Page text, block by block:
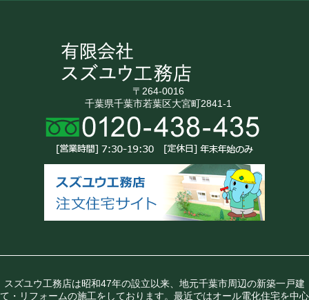
〒264-0016
千葉県千葉市若葉区大宮町2841-1
スズユウ工務店は昭和47年の設立以来、地元千葉市周辺の新築一戸建
て・リフォームの施工をしております。最近ではオール電化住宅を中心